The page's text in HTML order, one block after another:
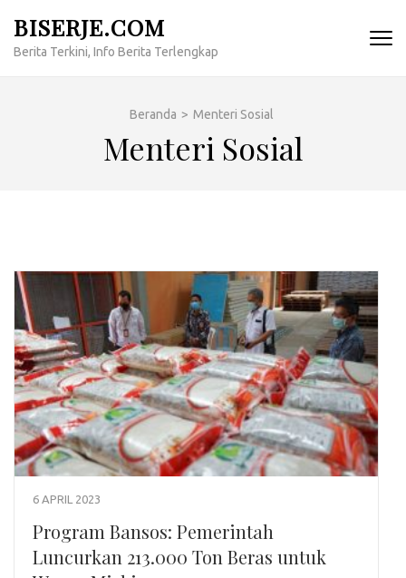
konten
BISERJE.COM
Berita Terkini, Info Berita Terlengkap
Beranda > Menteri Sosial
Menteri Sosial
6 APRIL 2023
Program Bansos: Pemerintah
Luncurkan 213.000 Ton Beras untuk